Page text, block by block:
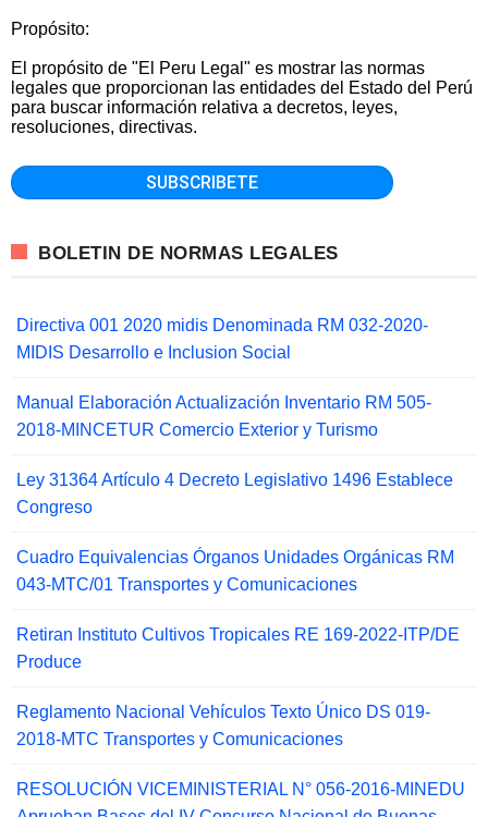
Propósito:
El propósito de "El Peru Legal" es mostrar las normas
legales que proporcionan las entidades del Estado del Perú
para buscar información relativa a decretos, leyes,
resoluciones, directivas.
BOLETIN DE NORMAS LEGALES
Directiva 001 2020 midis Denominada RM 032-2020-
MIDIS Desarrollo e Inclusion Social
Manual Elaboración Actualización Inventario RM 505-
2018-MINCETUR Comercio Exterior y Turismo
Ley 31364 Artículo 4 Decreto Legislativo 1496 Establece
Congreso
Cuadro Equivalencias Órganos Unidades Orgánicas RM
043-MTC/01 Transportes y Comunicaciones
Retiran Instituto Cultivos Tropicales RE 169-2022-ITP/DE
Produce
Reglamento Nacional Vehículos Texto Único DS 019-
2018-MTC Transportes y Comunicaciones
RESOLUCIÓN VICEMINISTERIAL N° 056-2016-MINEDU